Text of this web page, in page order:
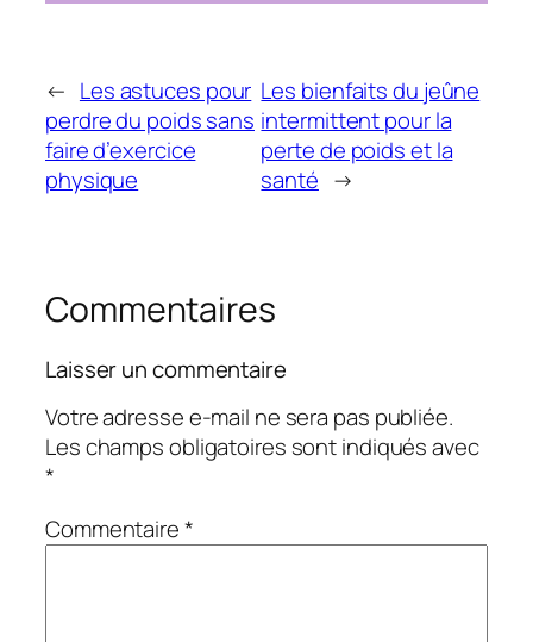
← Les astuces pour
perdre du poids sans
faire d’exercice
physique
Les bienfaits du jeûne
intermittent pour la
perte de poids et la
santé →
Commentaires
Laisser un commentaire
Votre adresse e-mail ne sera pas publiée.
Les champs obligatoires sont indiqués avec
*
Commentaire*